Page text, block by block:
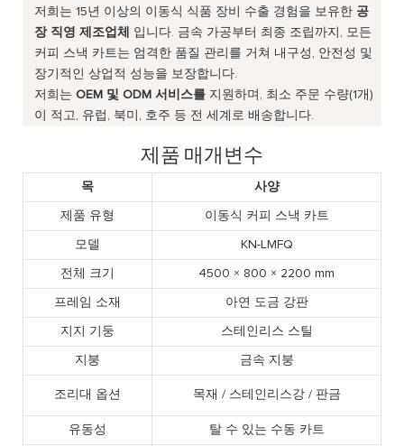
저희는 15년 이상의 이동식 식품 장비 수출 경험을 보유한 공
장 직영 제조업체
입니다. 금속 가공부터 최종 조립까지, 모든
커피 스낵 카트는 엄격한 품질 관리를 거쳐 내구성, 안전성 및
장기적인 상업적 성능을 보장합니다.
저희는 OEM 및 ODM 서비스를 지원하며, 최소 주문 수량(1개)
이 적고, 유럽, 북미, 호주 등 전 세계로 배송합니다.
제품 매개변수
목 사양
제품 유형 이동식 커피 스낵 카트
모델 KN-LMFQ
전체 크기 4500 × 800 × 2200 mm
프레임 소재 아연 도금 강판
지지 기둥 스테인리스 스틸
지붕 금속 지붕
조리대 옵션 목재 / 스테인리스강 / 판금
유동성 탈 수 있는 수동 카트